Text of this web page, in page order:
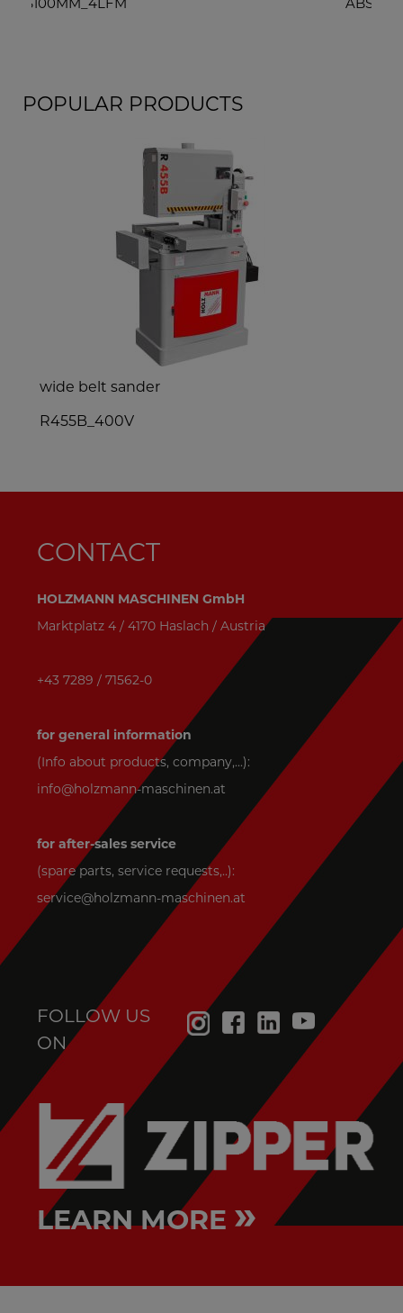
ABS50MM_10LFM
POPULAR PRODUCTS
portable chain saw mill
MOBAS2
CONTACT
HOLZMANN MASCHINEN GmbH
Marktplatz 4 / 4170 Haslach / Austria
+43 7289 / 71562-0
for general information
(Info about products, company,...):
info@holzmann-maschinen.at
for after-sales service
(spare parts, service requests,..):
service@holzmann-maschinen.at
FOLLOW US
ON
LEARN MORE »